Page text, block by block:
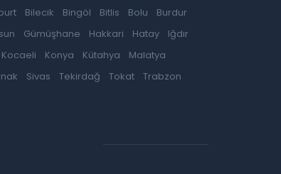
Bilecik Bingöl Bitlis Bolu
Burdur
Gümüşhane Hakkari Hatay
Iğdır
Kocaeli Konya Kütahya
Malatya
Sivas Tekirdağ Tokat
Trabzon